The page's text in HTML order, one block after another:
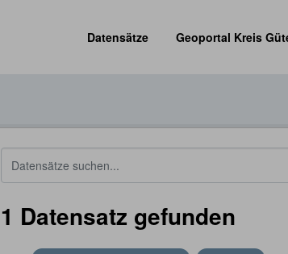
Datensätze
Geoportal Kreis
1 Datensatz gefunden